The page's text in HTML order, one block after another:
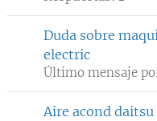
Duda sobre
electric
Último mensaje
Aire acond